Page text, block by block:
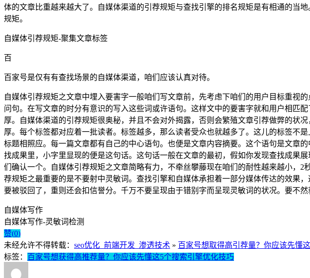
体的文章比重越来越大了。自媒体渠道的引荐规矩与查找引擎的排名规矩是有相通的当
规矩。
自媒体引荐规矩-聚集文章标签
百
百家号是仅有有查找场景的自媒体渠道，咱们应该认真对待。
自媒体引荐规矩之文章中埋入要害字一般咱们写文章前，先考虑下咱们的用户目标重视
问句。在写文章的时分有意识的写入这些词或许语句。这样文中的要害字就和用户相匹
厚。
自媒体渠道的引荐规矩很奥秘，并且不会对外揭露，否则会繁殖文章引荐做弊的状
厚。每个标签都对应着一批读者。标签越多，那么读者受众也就越多了。这儿的标签不
标题相照应。 每一篇文章都有自己的中心语句。也便是文章内容摘要。这个语句是文章
找成果里，小字里显现的便是这句话。这句话一般在文章的最初，假如你发现查找成果
们确认一个。
自媒体引荐规矩之文章简略有力，不牵丝攀藤现在咱们的耐性越来越小，2
荐规矩之最重要的是不要射中灵敏词。 查找引擎和自媒体承担着一部分媒体传达的效果
要被驳回了，重则还会扣信誉分。千万不要呈现由于错别字而呈现灵敏词的状况。要不然
自媒体写作
自媒体写作-灵敏词检测
赞(0)
未经允许不得转载： seo优化_前端开发_渗透技术 » 百家号想取得高引荐量？你应该先懂
标签： 百家号想获得高推荐量？你应该先懂这5个搜索引擎优化技巧